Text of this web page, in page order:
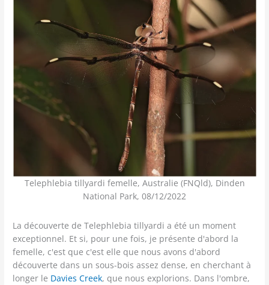
Telephlebia tillyardi femelle, Australie (FNQld), Dinden
National Park, 08/12/2022
La découverte de Telephlebia tillyardi a été un moment
exceptionnel. Et si, pour une fois, je présente d'abord la
femelle, c'est que c'est elle que nous avons d'abord
découverte dans un sous-bois assez dense, en cherchant à
longer le Davies Creek, que nous explorions. Dans l'ombre,